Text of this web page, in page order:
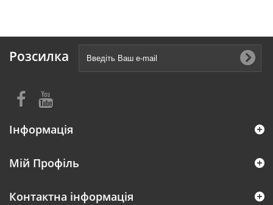
Розсилка
Інформація
Мій Профіль
Контактна інформація